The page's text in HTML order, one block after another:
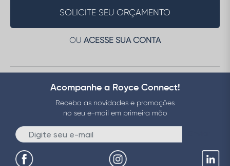
SOLICITE SEU ORÇAMENTO
OU ACESSE SUA CONTA
Acompanhe a Royce Connect!
Receba as novidades e promoções
no seu e-mail em primeira mão